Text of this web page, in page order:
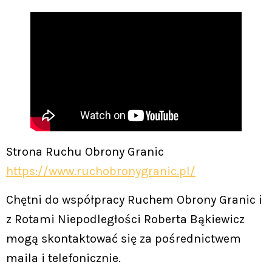
Strona Ruchu Obrony Granic
https://www.ruchobronygranic.pl/
Chętni do współpracy Ruchem Obrony Granic i
z Rotami Niepodległości Roberta Bąkiewicz
mogą skontaktować się za pośrednictwem
maila i telefonicznie.